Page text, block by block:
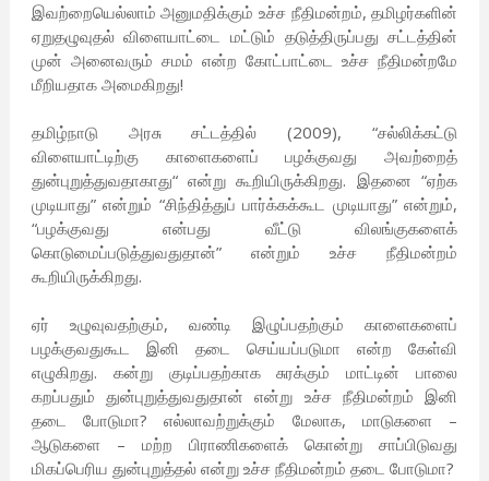
இவற்றையெல்லாம் அனுமதிக்கும் உச்ச நீதிமன்றம், தமிழர்களின்
ஏறுதழுவுதல் விளையாட்டை மட்டும் தடுத்திருப்பது சட்டத்தின்
முன் அனைவரும் சமம் என்ற கோட்பாட்டை உச்ச நீதிமன்றமே
மீறியதாக அமைகிறது!
தமிழ்நாடு அரசு சட்டத்தில் (2009), “சல்லிக்கட்டு
விளையாட்டிற்கு காளைகளைப் பழக்குவது அவற்றைத்
துன்புறுத்துவதாகாது“ என்று கூறியிருக்கிறது. இதனை “ஏற்க
முடியாது” என்றும் “சிந்தித்துப் பார்க்கக்கூட முடியாது” என்றும்,
“பழக்குவது என்பது வீட்டு விலங்குகளைக்
கொடுமைப்படுத்துவதுதான்” என்றும் உச்ச நீதிமன்றம்
கூறியிருக்கிறது.
ஏர் உழுவுவதற்கும், வண்டி இழுப்பதற்கும் காளைகளைப்
பழக்குவதுகூட இனி தடை செய்யப்படுமா என்ற கேள்வி
எழுகிறது. கன்று குடிப்பதற்காக சுரக்கும் மாட்டின் பாலை
கறப்பதும் துன்புறுத்துவதுதான் என்று உச்ச நீதிமன்றம் இனி
தடை போடுமா? எல்லாவற்றுக்கும் மேலாக, மாடுகளை –
ஆடுகளை – மற்ற பிராணிகளைக் கொன்று சாப்பிடுவது
மிகப்பெரிய துன்புறுத்தல் என்று உச்ச நீதிமன்றம் தடை போடுமா?